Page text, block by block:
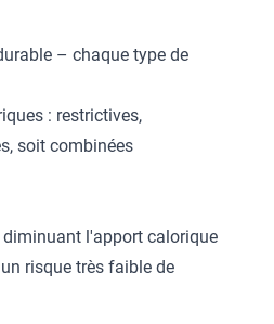
– chaque type de
: restrictives,
soit combinées
diminuant l'apport calorique
risque très faible de